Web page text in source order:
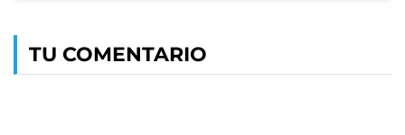
TU COMENTARIO